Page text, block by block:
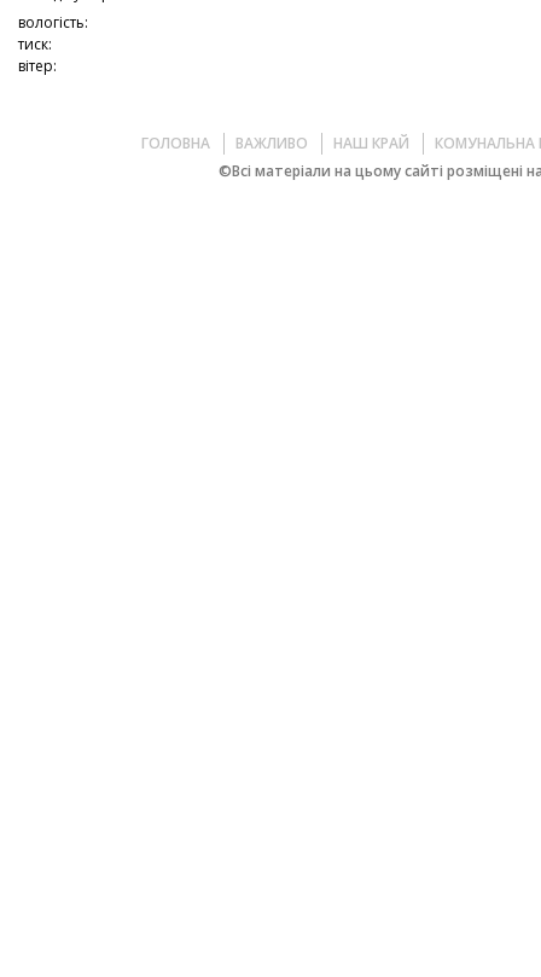
вологість:
тиск:
вітер:
ГОЛОВНА ВАЖЛИВО НАШ КРАЙ
КОМУНАЛЬНА
©Всі матеріали на цьому сайті розміщені